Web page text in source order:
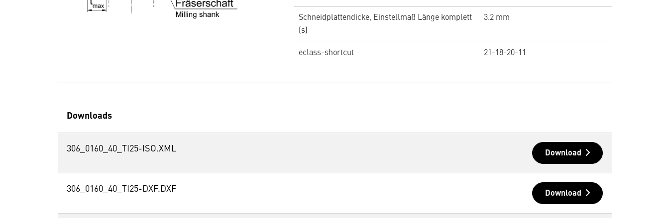
Schneidplattendicke, Einstellmaß Länge komplett
(s)
3.2 mm
eclass-shortcut 21-18-20-11
Downloads
306_0160_40_TI25-ISO.XML Download
306_0160_40_TI25-DXF.DXF Download